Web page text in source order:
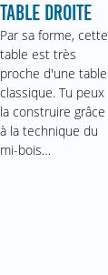
TABLE DROITE
Par sa forme, cette
table est très
proche d'une table
classique. Tu peux
la construire grâce
à la technique du
mi-bois…